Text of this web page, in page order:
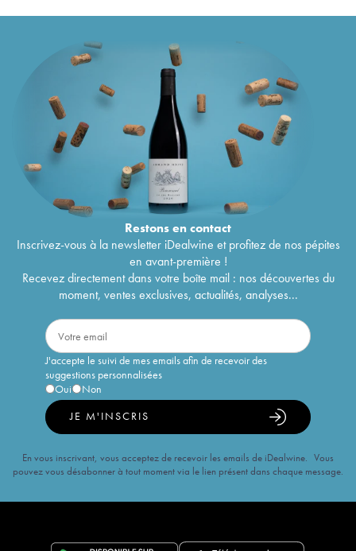
Restons encontact
Inscrivez-vous à la newsletter iDealwine et profitez de nos pépites
en avant-première !
Recevez directement dans votre boîte mail : nos découvertes du
moment, ventes exclusives, actualités, analyses...
J'accepte le suivi de mes emails afin de recevoir des
suggestions personnalisées
Oui
Non
JE M'INSCRIS
En vous inscrivant, vous acceptez de recevoir les emails de iDealwine. Vous
pouvez vous désabonner à tout moment via le lien présent dans chaque message.